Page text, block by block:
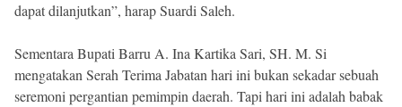
dapat dilanjutkan”, harap Suardi Saleh.
Sementara Bupati Barru A. Ina Kartika Sari, SH. M. Si
mengatakan Serah Terima Jabatan hari ini bukan sekadar sebuah
seremoni pergantian pemimpin daerah. Tapi hari ini adalah babak